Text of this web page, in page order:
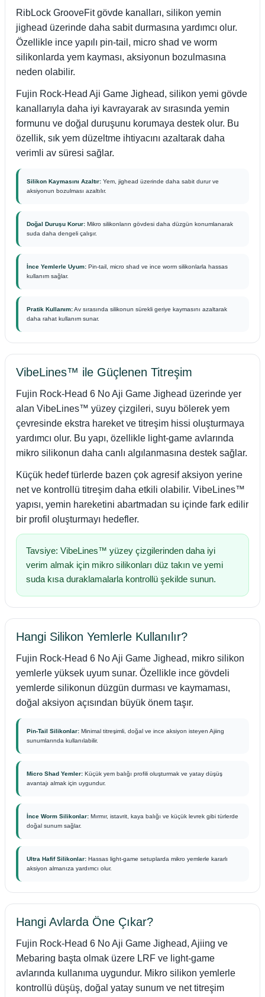
RibLock GrooveFit gövde kanalları, silikon yemin
jighead üzerinde daha sabit durmasına yardımcı olur.
Özellikle ince yapılı pin-tail, micro shad ve worm
silikonlarda yem kayması, aksiyonun bozulmasına
neden olabilir.
Fujin Rock-Head Aji Game Jighead, silikon yemi gövde
kanallarıyla daha iyi kavrayarak av sırasında yemin
formunu ve doğal duruşunu korumaya destek olur. Bu
özellik, sık yem düzeltme ihtiyacını azaltarak daha
verimli av süresi sağlar.
Silikon Kaymasını Azaltır: Yem, jighead üzerinde daha sabit durur ve
aksiyonun bozulması azaltılır.
Doğal Duruşu Korur: Mikro silikonların gövdesi daha düzgün konumlanarak
suda daha dengeli çalışır.
İnce Yemlerle Uyum: Pin-tail, micro shad ve ince worm silikonlarla hassas
kullanım sağlar.
Pratik Kullanım:Av sırasında silikonun sürekli geriye kaymasını azaltarak
daha rahat kullanım sunar.
VibeLines™ ile Güçlenen Titreşim
Fujin Rock-Head 6 No Aji Game Jighead üzerinde yer
alan VibeLines™ yüzey çizgileri, suyu bölerek yem
çevresinde ekstra hareket ve titreşim hissi oluşturmaya
yardımcı olur. Bu yapı, özellikle light-game avlarında
mikro silikonun daha canlı algılanmasına destek sağlar.
Küçük hedef türlerde bazen çok agresif aksiyon yerine
net ve kontrollü titreşim daha etkili olabilir. VibeLines™
yapısı, yemin hareketini abartmadan su içinde fark edilir
bir profil oluşturmayı hedefler.
Tavsiye: VibeLines™ yüzey çizgilerinden daha iyi
verim almak için mikro silikonları düz takın ve yemi
suda kısa duraklamalarla kontrollü şekilde sunun.
Hangi Silikon Yemlerle Kullanılır?
Fujin Rock-Head 6 No Aji Game Jighead, mikro silikon
yemlerle yüksek uyum sunar. Özellikle ince gövdeli
yemlerde silikonun düzgün durması ve kaymaması,
doğal aksiyon açısından büyük önem taşır.
Pin-Tail Silikonlar: Minimal titreşimli, doğal ve ince aksiyon isteyen Ajiing
sunumlarında kullanılabilir.
Micro Shad Yemler: Küçük yem balığı profili oluşturmak ve yatay düşüş
avantajı almak için uygundur.
İnce Worm Silikonlar: Mırmır, istavrit, kaya balığı ve küçük levrek gibi türlerde
doğal sunum sağlar.
Ultra Hafif Silikonlar: Hassas light-game setuplarda mikro yemlerle kararlı
aksiyon almanıza yardımcı olur.
Hangi Avlarda Öne Çıkar?
Fujin Rock-Head 6 No Aji Game Jighead, Ajiing ve
Mebaring başta olmak üzere LRF ve light-game
avlarında kullanıma uygundur. Mikro silikon yemlerle
kontrollü düşüş, doğal yatay sunum ve net titreşim